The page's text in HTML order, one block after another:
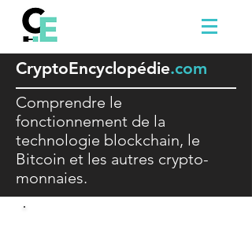
CryptoEncyclopédie.com
Comprendre le
fonctionnement de la
technologie blockchain, le
Bitcoin et les autres crypto-
monnaies.